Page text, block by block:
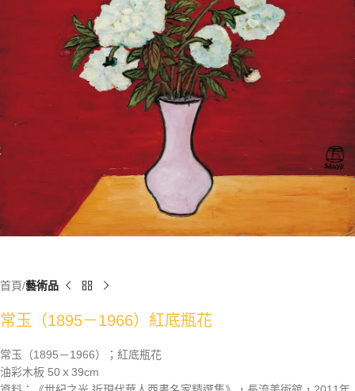
首頁 藝術品
常玉（1895－1966）紅底瓶花
常玉（1895－1966）；紅底瓶花
油彩木板 50ｘ39cm